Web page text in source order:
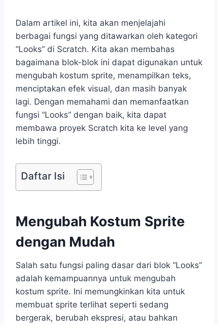
Dalam artikel ini, kita akan menjelajahi
berbagai fungsi yang ditawarkan oleh kategori
“Looks” di Scratch. Kita akan membahas
bagaimana blok-blok ini dapat digunakan untuk
mengubah kostum sprite, menampilkan teks,
menciptakan efek visual, dan masih banyak
lagi. Dengan memahami dan memanfaatkan
fungsi “Looks” dengan baik, kita dapat
membawa proyek Scratch kita ke level yang
lebih tinggi.
Daftar Isi
Mengubah Kostum Sprite
dengan Mudah
Salah satu fungsi paling dasar dari blok “Looks”
adalah kemampuannya untuk mengubah
kostum sprite. Ini memungkinkan kita untuk
membuat sprite terlihat seperti sedang
bergerak, berubah ekspresi, atau bahkan